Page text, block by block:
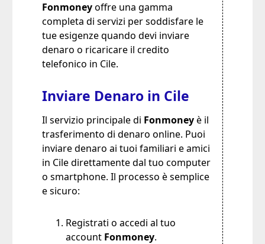
Fonmoneyoffre una gamma
completa di servizi per soddisfare le
tue esigenze quando devi inviare
denaro o ricaricare il credito
telefonico in Cile.
Inviare Denaro in Cile
Il servizio principale di Fonmoneyè il
trasferimento di denaro online. Puoi
inviare denaro ai tuoi familiari e amici
in Cile direttamente dal tuo computer
o smartphone. Il processo è semplice
e sicuro:
Registrati o accedi al tuo
account Fonmoney.